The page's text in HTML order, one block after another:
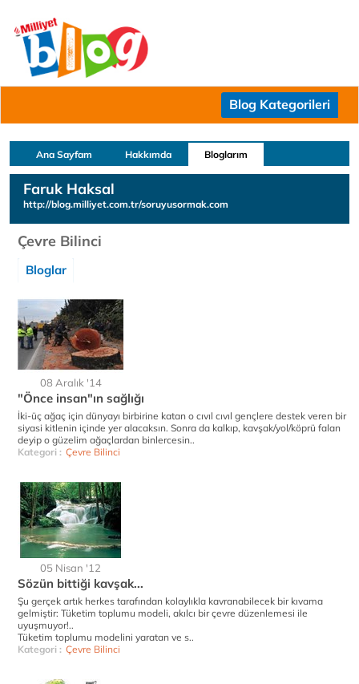
Blog Kategorileri
Ana Sayfam Hakkımda Bloglarım
Faruk Haksal
http://blog.milliyet.com.tr/soruyusormak.com
Çevre Bilinci
Bloglar
08 Aralık '14
"Önce insan"ın sağlığı
İki-üç ağaç için dünyayı birbirine katan o cıvıl cıvıl gençlere destek veren bir
siyasi kitlenin içinde yer alacaksın. Sonra da kalkıp, kavşak/yol/köprü falan
deyip o güzelim ağaçlardan binlercesin..
Kategori : Çevre Bilinci
05 Nisan '12
Sözün bittiği kavşak...
Şu gerçek artık herkes tarafından kolaylıkla kavranabilecek bir kıvama
gelmiştir: Tüketim toplumu modeli, akılcı bir çevre düzenlemesi ile
uyuşmuyor!..
Tüketim toplumu modelini yaratan ve s..
Kategori : Çevre Bilinci